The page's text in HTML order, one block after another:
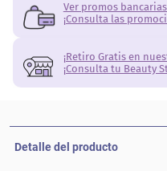
Ver promos
¡Consulta las
¡Retiro Gratis en
¡Consulta tu Beauty
Detalle del producto